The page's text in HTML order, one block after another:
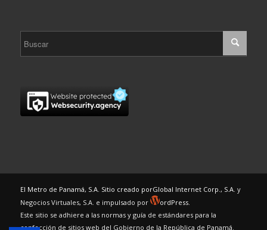
El Metro de Panamá, S.A. Sitio creado porGlobal Internet Corp., S.A. y
Negocios Virtuales, S.A. e impulsado por
ordPress.
Este sitio se adhiere a las normas y guía de estándares para la
confección de sitios web del Gobierno de la República de Panamá.